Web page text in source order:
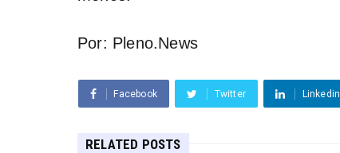
Por: Pleno.News
Facebook Twitter Linkedin
RELATED POSTS